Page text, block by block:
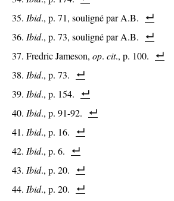
Ibid., p. 71, souligné par A.B.
Ibid., p. 73, souligné par A.B.
Fredric Jameson, op. cit., p. 100.
Ibid., p. 73.
Ibid., p. 154.
Ibid., p. 91-92.
Ibid., p. 16.
Ibid., p. 6.
Ibid., p. 20.
Ibid., p. 20.